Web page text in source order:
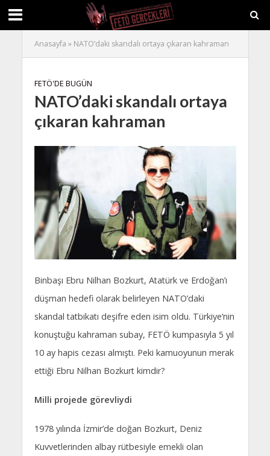
Anasayfa » NATO’daki skandalı ortaya çıkaran kahraman
FETÖ'DE BUGÜN
NATO’daki skandalı ortaya
çıkaran kahraman
Binbaşı Ebru Nilhan Bozkurt, Atatürk ve Erdoğan’ı
düşman hedefi olarak belirleyen NATO’daki
skandal tatbikatı deşifre eden isim oldu. Türkiye’nin
konuştuğu kahraman subay, FETÖ kumpasıyla 5 yıl
10 ay hapis cezası almıştı. Peki kamuoyunun merak
ettiği Ebru Nilhan Bozkurt kimdir?
Milli projede görevliydi
1978 yılında İzmir’de doğan Bozkurt, Deniz
Kuvvetlerinden albay rütbesiyle emekli olan